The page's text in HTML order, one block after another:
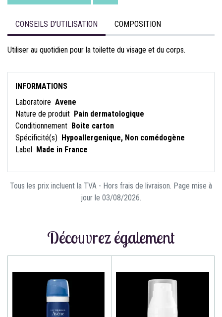
CONSEILS D'UTILISATION COMPOSITION
Utiliser au quotidien pour la toilette du visage et du corps.
INFORMATIONS
Laboratoire Avene
Nature de produit Pain dermatologique
Conditionnement Boite carton
Spécificité(s) Hypoallergenique, Non comédogène
Label Made in France
Tous les prix incluent la TVA - Hors frais de livraison. Page mise à
jour le 03/08/2026.
Découvrez également